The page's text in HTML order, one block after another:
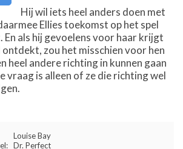
Hij wil iets heel anders doen met
Ellies toekomst op het spel
En als hij gevoelens voor haar krijgt
ontdekt, zou het misschien voor hen
heel andere richting in kunnen gaan
vraag is alleen of ze die richting wel
Louise Bay
Dr. Perfect